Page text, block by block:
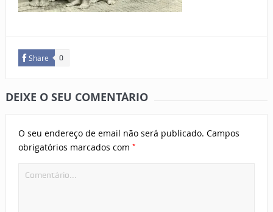
Share 0
DEIXE O SEU COMENTÁRIO
O seu endereço de email não será publicado. Campos
obrigatórios marcados com *